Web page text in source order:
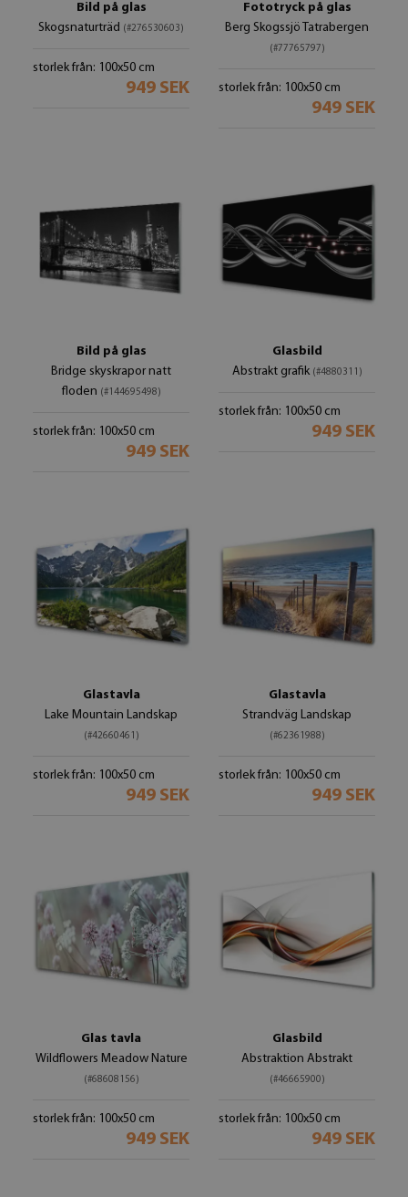
Bild på glas
Skogsnaturträd (#276530603)
storlek från: 100x50 cm
949 SEK
Fototryck på glas
Berg Skogssjö Tatrabergen
(#77765797)
storlek från: 100x50 cm
949 SEK
Bild på glas
Bridge skyskrapor natt
floden (#144695498)
storlek från: 100x50 cm
949 SEK
Glasbild
Abstrakt grafik (#4880311)
storlek från: 100x50 cm
949 SEK
Glastavla
Lake Mountain Landskap
(#42660461)
storlek från: 100x50 cm
949 SEK
Glastavla
Strandväg Landskap
(#62361988)
storlek från: 100x50 cm
949 SEK
Glas tavla
Wildflowers Meadow Nature
(#68608156)
storlek från: 100x50 cm
949 SEK
Glasbild
Abstraktion Abstrakt
(#46665900)
storlek från: 100x50 cm
949 SEK